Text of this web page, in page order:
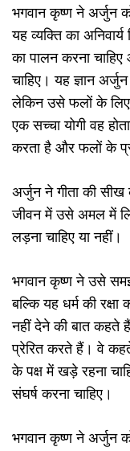
भगवान कृष्ण ने अर्जुन
यह व्यक्ति का
का पालन करना चाहिए
चाहिए। यह ज्ञान
लेकिन उसे फलों के लिए
एक सच्चा योगी वह
करता है और फलों के
अर्जुन ने गीता की
जीवन में उसे अमल में
लड़ना चाहिए या नहीं।
भगवान कृष्ण ने उसे
बल्कि यह धर्म की
नहीं देने की बात कहते
प्रेरित करते हैं। वे
के पक्ष में खड़े रहना
संघर्ष करना चाहिए।
भगवान कृष्ण ने अर्जुन